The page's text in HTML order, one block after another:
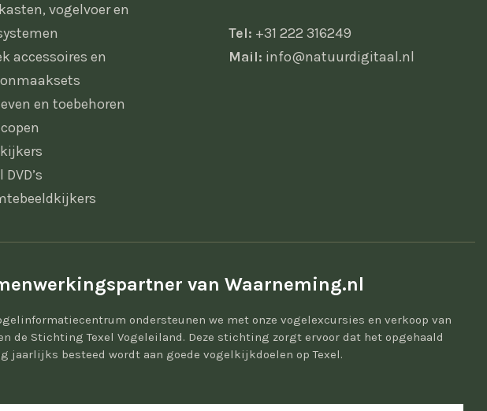
vogelvoer en
accessoires en
en toebehoren
Tel: +31 222 316249
Mail: info@natuurdigitaal.nl
van Waarneming.nl
ondersteunen we met onze vogelexcursies en verkoop van
de Stichting Texel Vogeleiland. Deze stichting zorgt ervoor dat het opgehaald
jaarlijks besteed wordt aan goede vogelkijkdoelen op Texel.